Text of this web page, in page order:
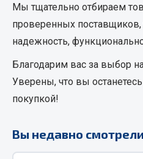
Гайки
Кольца стопорные
Пресс-масленки
Пробки
Пружины
Хомуты
Мы тщательно отбираем
проверенных поставщиков,
надежность,
Благодарим вас за выбор
Уверены, что вы
покупкой!
Вы недавно смотрели